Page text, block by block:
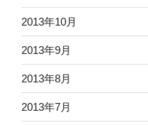
2013年10月
2013年9月
2013年8月
2013年7月